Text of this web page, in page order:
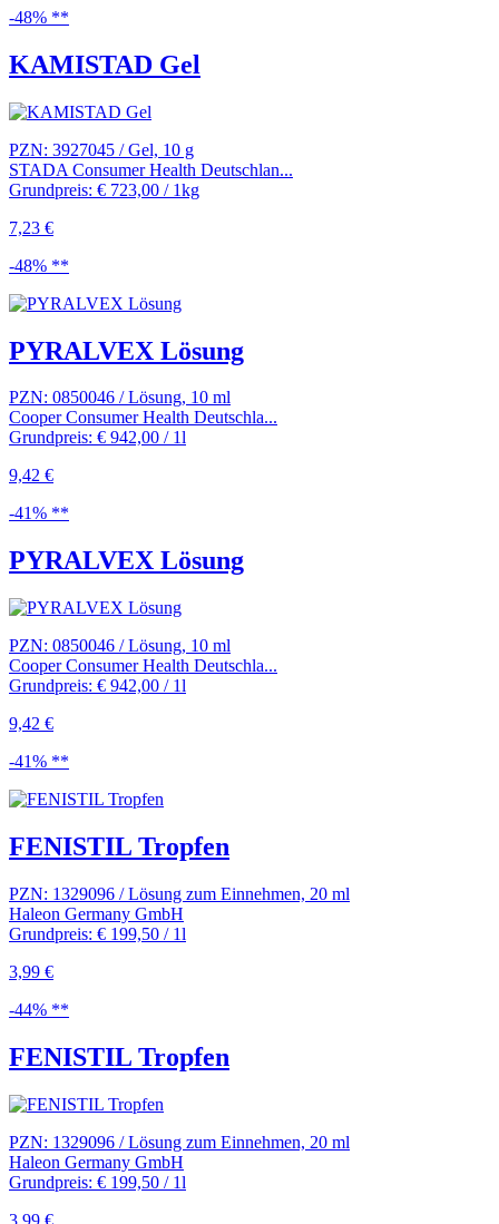
-48% **
KAMISTAD Gel
PZN: 3927045 / Gel, 10 g
STADA Consumer Health Deutschlan...
Grundpreis: € 723,00 / 1kg
7,23 €
-48% **
PYRALVEX Lösung
PZN: 0850046 / Lösung, 10 ml
Cooper Consumer Health Deutschla...
Grundpreis: € 942,00 / 1l
9,42 €
-41% **
PYRALVEX Lösung
PZN: 0850046 / Lösung, 10 ml
Cooper Consumer Health Deutschla...
Grundpreis: € 942,00 / 1l
9,42 €
-41% **
FENISTIL Tropfen
PZN: 1329096 / Lösung zum Einnehmen, 20 ml
Haleon Germany GmbH
Grundpreis: € 199,50 / 1l
3,99 €
-44% **
FENISTIL Tropfen
PZN: 1329096 / Lösung zum Einnehmen, 20 ml
Haleon Germany GmbH
Grundpreis: € 199,50 / 1l
3,99 €